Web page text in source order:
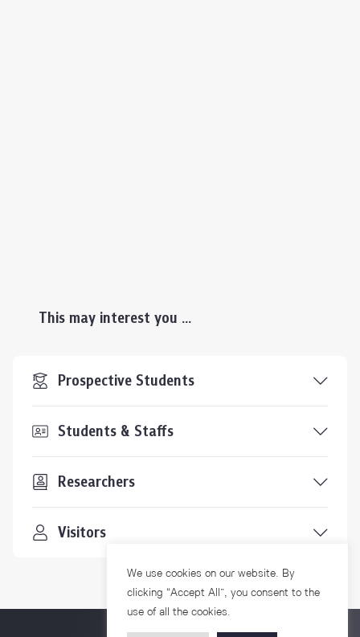
This may interest you ...
Prospective Students
Students & Staffs
Researchers
Visitors
We use cookies on our website. By
clicking “Accept All”, you consent to the
use of all the cookies.